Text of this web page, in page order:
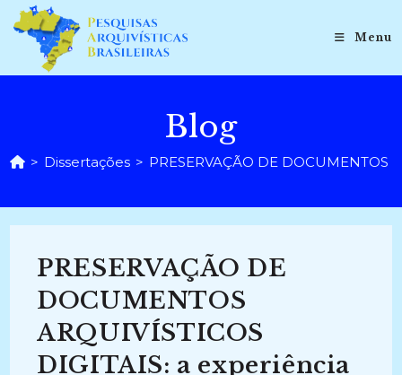
para
conteúdo
Menu
Blog
> Dissertações > PRESERVAÇÃO DE DOCUMENTOS
PRESERVAÇÃO DE
DOCUMENTOS
ARQUIVÍSTICOS
DIGITAIS: a experiência